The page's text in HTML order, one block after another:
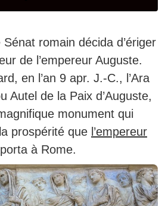
romain décida d’ériger
de l’empereur Auguste.
en l’an 9 apr. J.-C., l’Ara
Autel de la Paix d’Auguste,
monument qui
prospérité que l’empereur
à Rome.